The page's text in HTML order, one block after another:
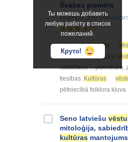
Ты можешь добавить
любую работу в список
пожеланий.
Круто!
Švābes piemērs
Рефератдля
... latviešukultūras
konkrētāk, arī tiesību
rakstīšanu ... piemēram,
tiesības. Kultūras
pētniecībā folklora kļuva
Seno latviešu
mitoloģija,
kultūras